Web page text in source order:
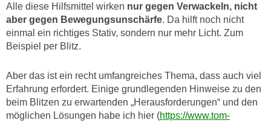
Alle diese Hilfsmittel wirken nur gegen Verwackeln, nicht
aber gegen Bewegungsunschärfe. Da hilft noch nicht
einmal ein richtiges Stativ, sondern nur mehr Licht. Zum
Beispiel per Blitz.
Aber das ist ein recht umfangreiches Thema, dass auch viel
Erfahrung erfordert. Einige grundlegenden Hinweise zu den
beim Blitzen zu erwartenden „Herausforderungen“ und den
möglichen Lösungen habe ich hier (https://www.tom-